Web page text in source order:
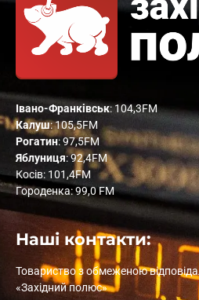
Івано-Франківськ: 104,3FM
Калуш: 105,5FM
Рогатин: 97,5FM
Яблуниця: 92,4FM
Косів: 101,4FM
Городенка: 99,0 FM
Наші контакти:
Товариство з обмеженою
«Західний полюс»